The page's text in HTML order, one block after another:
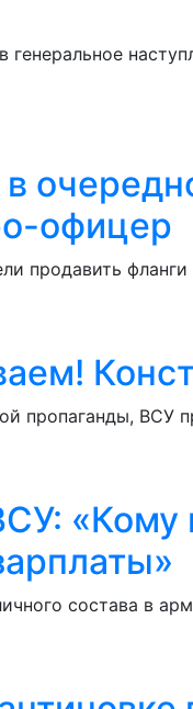
генеральное
офицер
продавить
пропаганды, ВСУ
состава в